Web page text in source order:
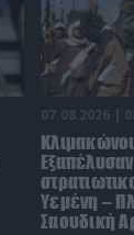
07.08.2026 |
Υεμένη –
Σαουδική